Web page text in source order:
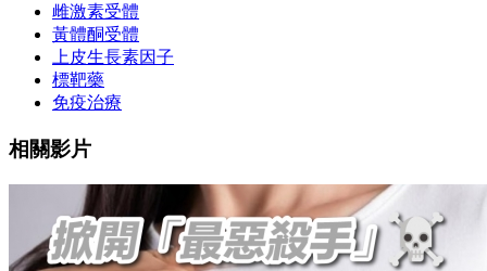
雌激素受體
黃體酮受體
上皮生長素因子
標靶藥
免疫治療
相關影片